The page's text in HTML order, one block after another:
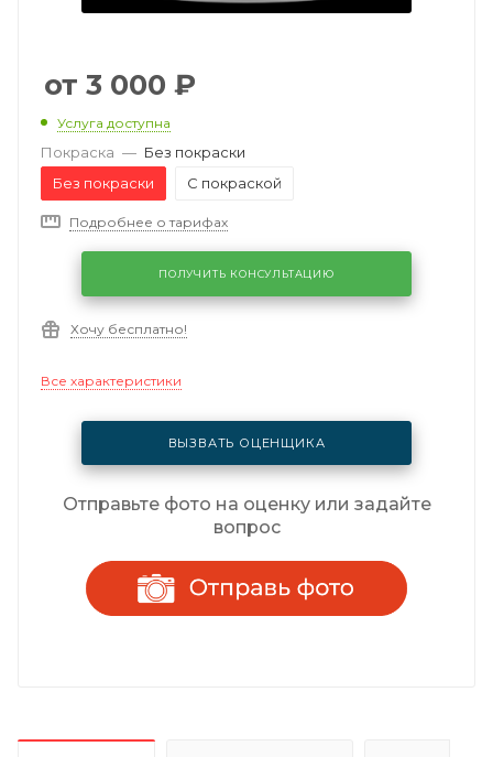
3 000 ₽
Услуга доступна
Покраска — Без покраски
Без покраски
С покраской
Подробнее о тарифах
ПОЛУЧИТЬ КОНСУЛЬТАЦИЮ
Хочу бесплатно!
Все характеристики
ВЫЗВАТЬ ОЦЕНЩИКА
Отправьте фото на оценку или задайте
вопрос